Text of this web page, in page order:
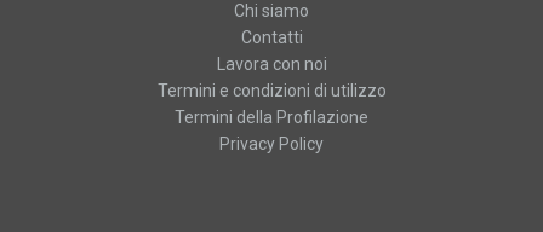
Chi siamo
Contatti
Lavora con noi
Termini e condizioni di utilizzo
Termini della Profilazione
Privacy Policy